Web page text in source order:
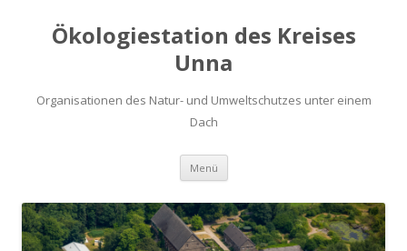
Ökologiestation des Kreises
Unna
Organisationen des Natur- und Umweltschutzes unter einem
Dach
Menü Zum
springen